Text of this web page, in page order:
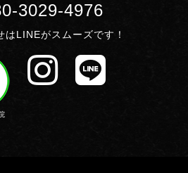
3029-4976
はLINEがスムーズです！